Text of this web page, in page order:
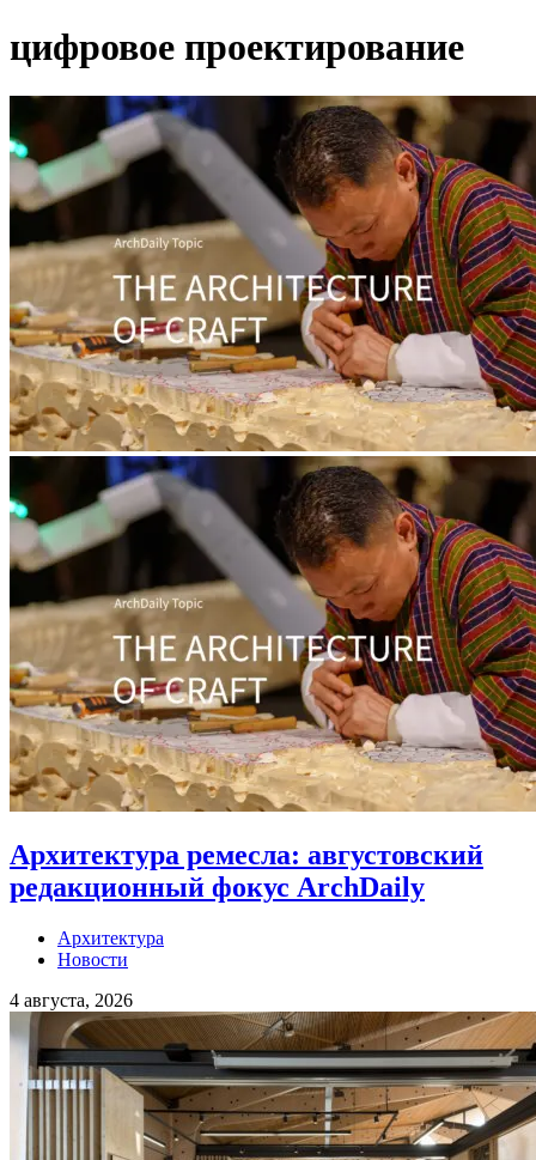
цифровое проектирование
Архитектура ремесла: августовский
редакционный фокус ArchDaily
Архитектура
Новости
4 августа, 2026